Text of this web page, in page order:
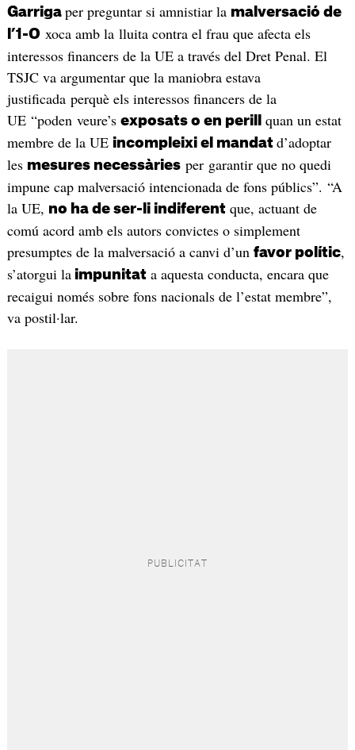
Garriga per preguntar si amnistiar la malversació de
l’1-O xoca amb la lluita contra el frau que afecta els
interessos financers de la UE a través del Dret Penal. El
TSJC va argumentar que la maniobra estava
justificada perquè els interessos financers de la
UE “poden veure’s exposats o en perill quan un estat
membre de la UE incompleixi el mandat d’adoptar
les mesures necessàriesper garantir que no quedi
impune cap malversació intencionada de fons públics”. “A
la UE, no ha de ser-li indiferentque, actuant de
comú acord amb els autors convictes o simplement
presumptes de la malversació a canvi d’un favor polític,
s’atorgui laimpunitata aquesta conducta, encara que
recaigui només sobre fons nacionals de l’estat membre”,
va postil·lar.